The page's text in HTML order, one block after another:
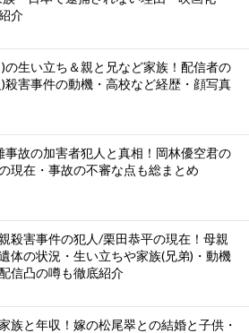
介
の生い立ち＆親と兄など家族！配信者の
殺害事件の動機・高校など経歴・顔写真
事故の加害者犯人と真相！岡林優空君の
現在・事故の不審な点も総まとめ
殺害事件の犯人/栗田恭平の現在！母親
体の状況・生い立ちや家族(兄弟)・動機
信凸の噂も徹底紹介
族と年収！嫁の松尾翠との結婚と子供・